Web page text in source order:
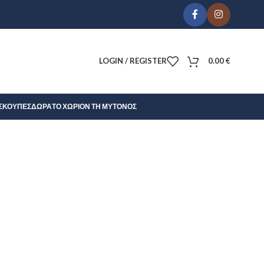
LOGIN / REGISTER 0.00€
ΚΟΎΠΕΣΔΏΡΑΤΟ ΧΩΡΊΟΝ ΤΗ ΜΎΤΟΝΟΣ